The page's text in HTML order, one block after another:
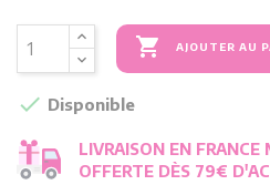
 AJOUTER AU
 Disponible
LIVRAISON EN
OFFERTE DÈS 79€